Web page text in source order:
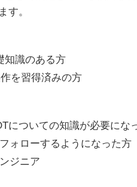
す。
知識のある方
を習得済みの方
についての知識が必要にな
ォローするようになった方
ジニア